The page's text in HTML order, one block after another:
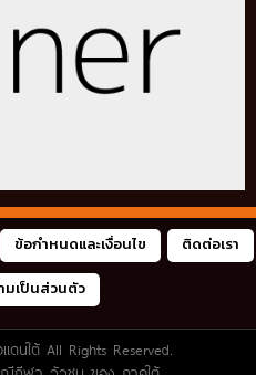
ข้อกำหนดและเงื่อนไข ติดต่อเรา
มเป็นส่วนตัว
ดนใต้ All Rights Reserved.